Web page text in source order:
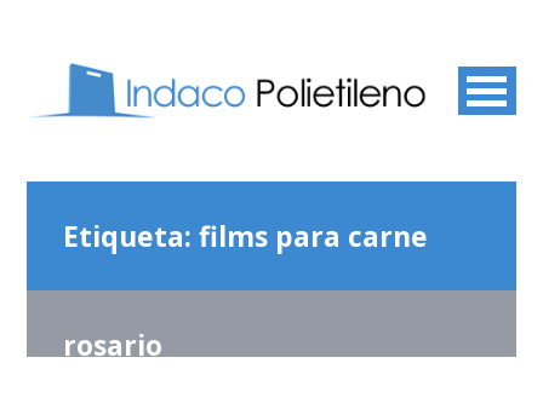
Etiqueta:films para carne
rosario